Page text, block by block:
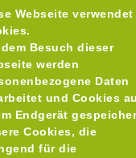
Webseite verwendet
Besuch dieser
werden
Daten
und Cookies
Endgerät
Cookies, die
für die
zur Übersicht